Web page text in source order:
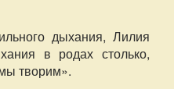
дыхания, Лилия
в родах столько,
творим».